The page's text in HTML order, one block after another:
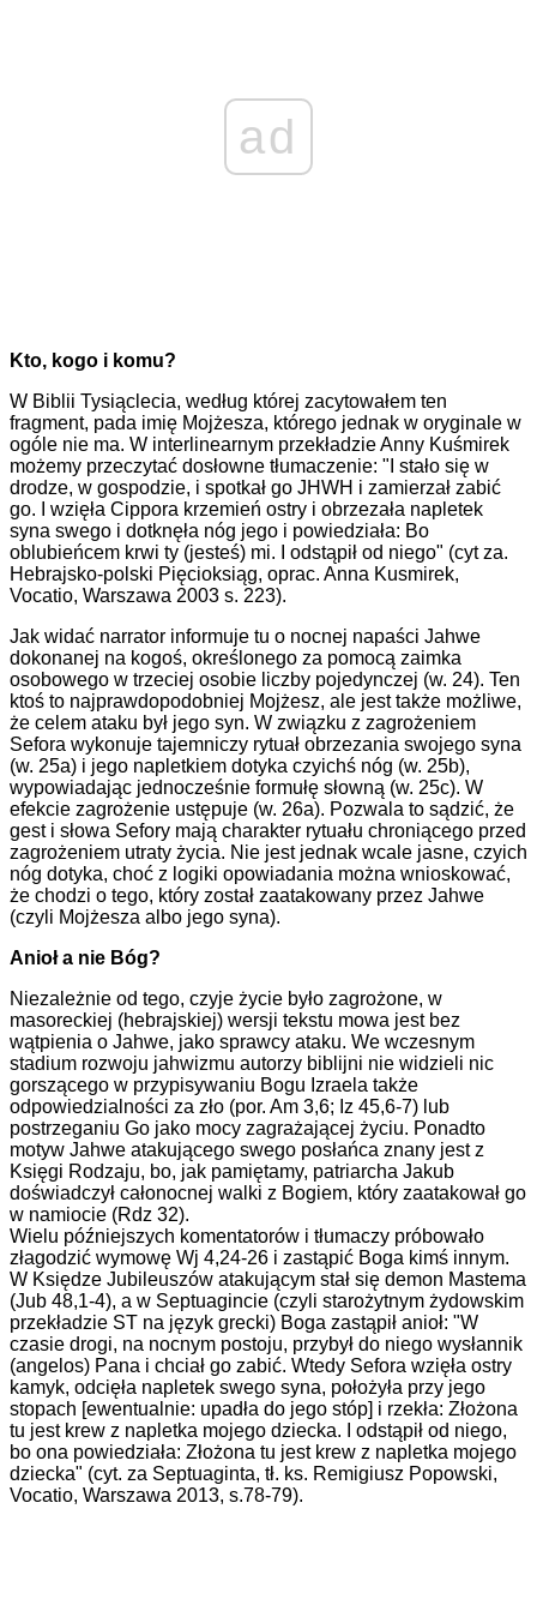
ad
Kto, kogo i komu?
W Biblii Tysiąclecia, według której zacytowałem ten
fragment, pada imię Mojżesza, którego jednak w oryginale w
ogóle nie ma. W interlinearnym przekładzie Anny Kuśmirek
możemy przeczytać dosłowne tłumaczenie: "I stało się w
drodze, w gospodzie, i spotkał go JHWH i zamierzał zabić
go. I wzięła Cippora krzemień ostry i obrzezała napletek
syna swego i dotknęła nóg jego i powiedziała: Bo
oblubieńcem krwi ty (jesteś) mi. I odstąpił od niego" (cyt za.
Hebrajsko-polski Pięcioksiąg, oprac. Anna Kusmirek,
Vocatio, Warszawa 2003 s. 223).
Jak widać narrator informuje tu o nocnej napaści Jahwe
dokonanej na kogoś, określonego za pomocą zaimka
osobowego w trzeciej osobie liczby pojedynczej (w. 24). Ten
ktoś to najprawdopodobniej Mojżesz, ale jest także możliwe,
że celem ataku był jego syn. W związku z zagrożeniem
Sefora wykonuje tajemniczy rytuał obrzezania swojego syna
(w. 25a) i jego napletkiem dotyka czyichś nóg (w. 25b),
wypowiadając jednocześnie formułę słowną (w. 25c). W
efekcie zagrożenie ustępuje (w. 26a). Pozwala to sądzić, że
gest i słowa Sefory mają charakter rytuału chroniącego przed
zagrożeniem utraty życia. Nie jest jednak wcale jasne, czyich
nóg dotyka, choć z logiki opowiadania można wnioskować,
że chodzi o tego, który został zaatakowany przez Jahwe
(czyli Mojżesza albo jego syna).
Anioł a nie Bóg?
Niezależnie od tego, czyje życie było zagrożone, w
masoreckiej (hebrajskiej) wersji tekstu mowa jest bez
wątpienia o Jahwe, jako sprawcy ataku. We wczesnym
stadium rozwoju jahwizmu autorzy biblijni nie widzieli nic
gorszącego w przypisywaniu Bogu Izraela także
odpowiedzialności za zło (por. Am 3,6; Iz 45,6-7) lub
postrzeganiu Go jako mocy zagrażającej życiu. Ponadto
motyw Jahwe atakującego swego posłańca znany jest z
Księgi Rodzaju, bo, jak pamiętamy, patriarcha Jakub
doświadczył całonocnej walki z Bogiem, który zaatakował go
w namiocie (Rdz 32).
Wielu późniejszych komentatorów i tłumaczy próbowało
złagodzić wymowę Wj 4,24-26 i zastąpić Boga kimś innym.
W Księdze Jubileuszów atakującym stał się demon Mastema
(Jub 48,1-4), a w Septuagincie (czyli starożytnym żydowskim
przekładzie ST na język grecki) Boga zastąpił anioł: "W
czasie drogi, na nocnym postoju, przybył do niego wysłannik
(angelos) Pana i chciał go zabić. Wtedy Sefora wzięła ostry
kamyk, odcięła napletek swego syna, położyła przy jego
stopach [ewentualnie: upadła do jego stóp] i rzekła: Złożona
tu jest krew z napletka mojego dziecka. I odstąpił od niego,
bo ona powiedziała: Złożona tu jest krew z napletka mojego
dziecka" (cyt. za Septuaginta, tł. ks. Remigiusz Popowski,
Vocatio, Warszawa 2013, s.78-79).